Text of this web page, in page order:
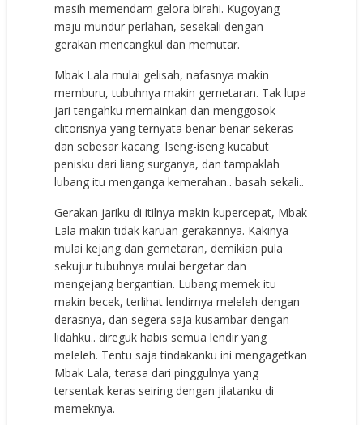
masih memendam gelora birahi. Kugoyang
maju mundur perlahan, sesekali dengan
gerakan mencangkul dan memutar.
Mbak Lala mulai gelisah, nafasnya makin
memburu, tubuhnya makin gemetaran. Tak lupa
jari tengahku memainkan dan menggosok
clitorisnya yang ternyata benar-benar sekeras
dan sebesar kacang. Iseng-iseng kucabut
penisku dari liang surganya, dan tampaklah
lubang itu menganga kemerahan.. basah sekali..
Gerakan jariku di itilnya makin kupercepat, Mbak
Lala makin tidak karuan gerakannya. Kakinya
mulai kejang dan gemetaran, demikian pula
sekujur tubuhnya mulai bergetar dan
mengejang bergantian. Lubang memek itu
makin becek, terlihat lendirnya meleleh dengan
derasnya, dan segera saja kusambar dengan
lidahku.. direguk habis semua lendir yang
meleleh. Tentu saja tindakanku ini mengagetkan
Mbak Lala, terasa dari pinggulnya yang
tersentak keras seiring dengan jilatanku di
memeknya.